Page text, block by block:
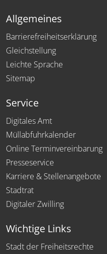
Allgemeines
Barrierefreiheitserklärung
Gleichstellung
Leichte Sprache
Sitemap
Service
Digitales Amt
Müllabfuhrkalender
Online Terminvereinbarung
Presseservice
Karriere & Stellenangebote
Stadtrat
Digitaler Zwilling
Wichtige Links
Stadt der Freiheitsrechte